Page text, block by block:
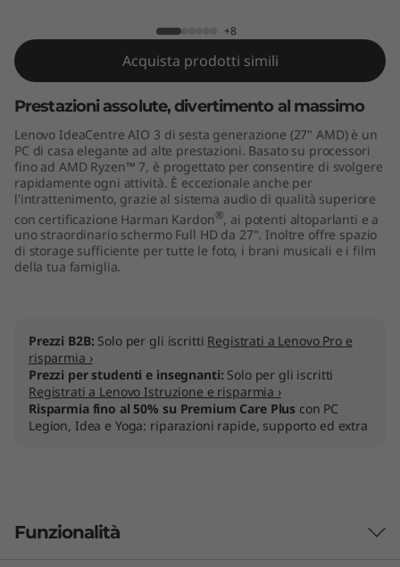
2
7
A
M
+8
Acquista prodotti simili
Prestazioni assolute, divertimento al massimo
Lenovo IdeaCentre AIO 3 di sesta generazione (27" AMD) è un
PC di casa elegante ad alte prestazioni. Basato su processori
fino ad AMD Ryzen™ 7, è progettato per consentire di svolgere
rapidamente ogni attività. È eccezionale anche per
l'intrattenimento, grazie al sistema audio di qualità superiore
con certificazione Harman Kardon®, ai potenti altoparlanti e a
uno straordinario schermo Full HD da 27". Inoltre offre spazio
di storage sufficiente per tutte le foto, i brani musicali e i film
della tua famiglia.
Prezzi B2B: Solo per gli iscritti Registrati a Lenovo Pro e
risparmia ›
Prezzi per studenti e insegnanti: Solo per gli iscritti
Registrati a Lenovo Istruzione e risparmia ›
Risparmia fino al 50% su Premium Care Plus con PC
Legion, Idea e Yoga: riparazioni rapide, supporto ed extra
Funzionalità